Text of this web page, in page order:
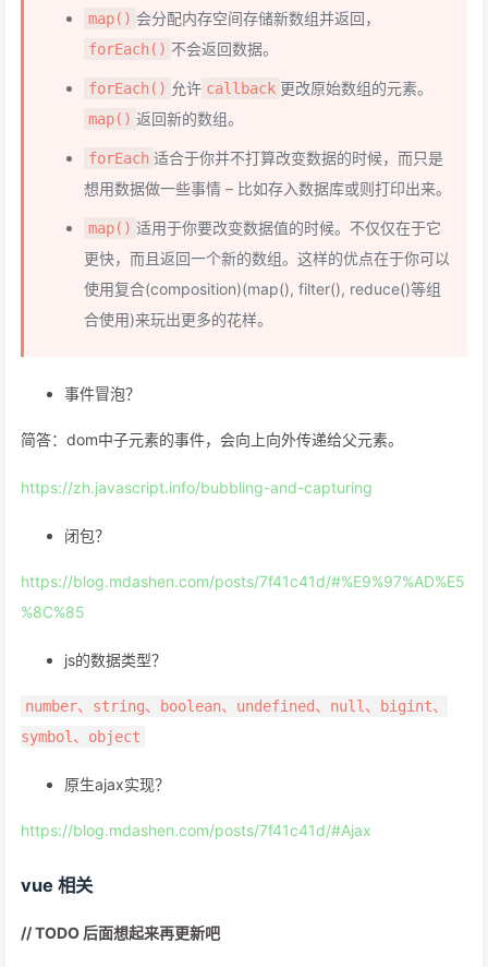
map() 会分配内存空间存储新数组并返回，
forEach() 不会返回数据。
forEach() 允许 callback 更改原始数组的元素。
map() 返回新的数组。
forEach 适合于你并不打算改变数据的时候，而只是
想用数据做一些事情 – 比如存入数据库或则打印出来。
map() 适用于你要改变数据值的时候。不仅仅在于它
更快，而且返回一个新的数组。这样的优点在于你可以
使用复合(composition)(map(), filter(), reduce()等组
合使用)来玩出更多的花样。
事件冒泡？
简答：dom中子元素的事件，会向上向外传递给父元素。
https://zh.javascript.info/bubbling-and-capturing
闭包？
https://blog.mdashen.com/posts/7f41c41d/#%E9%97%AD%E5
%8C%85
js的数据类型？
number、string、boolean、undefined、null、bigint、
symbol、object
原生ajax实现？
https://blog.mdashen.com/posts/7f41c41d/#Ajax
vue 相关
// TODO 后面想起来再更新吧